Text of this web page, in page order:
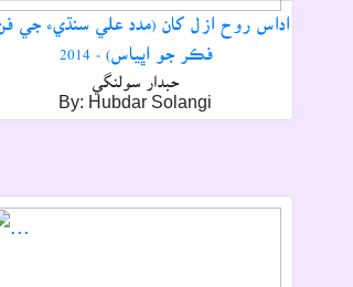
اداس روح ازل کان (مدد علي سنڌيء جي
فڪر جو اڀياس) - 2014
حبدار سولنگي
By: Hubdar Solangi